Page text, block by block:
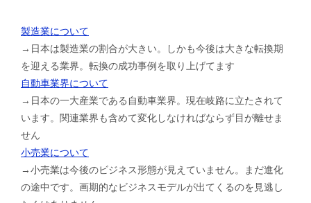
製造業について
→日本は製造業の割合が大きい。しかも今後は大きな転換期
を迎える業界。転換の成功事例を取り上げてます
自動車業界について
→日本の一大産業である自動車業界。現在岐路に立たされて
います。関連業界も含めて変化しなければならず目が離せま
せん
小売業について
→小売業は今後のビジネス形態が見えていません。まだ進化
の途中です。画期的なビジネスモデルが出てくるのを見逃し